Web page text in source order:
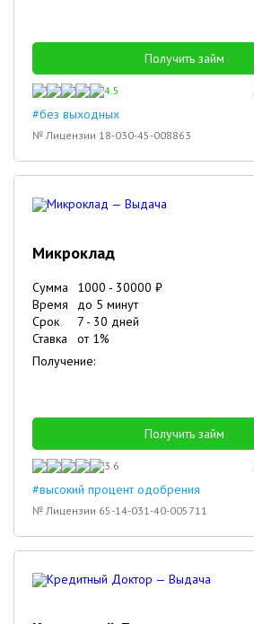
Получить займ
4.5
#без выходных
№ Лицензии 18-030-45-008863
Микроклад
Сумма 1000 - 30000 ₽
Время
до 5 минут
Срок
7 - 30 дней
Ставка
от 1%
Получение:
Получить займ
3.6
#высокий процент одобрения
№ Лицензии 65-14-031-40-005711